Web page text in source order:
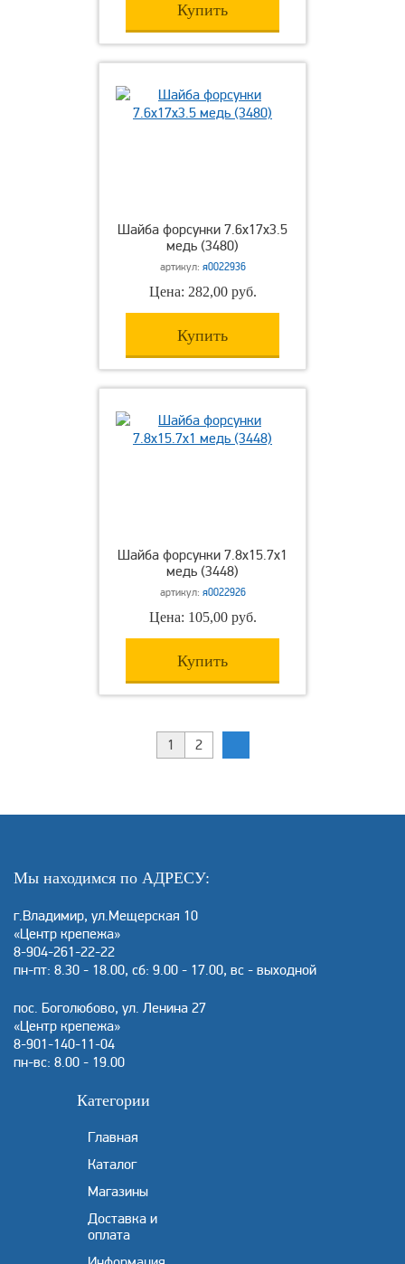
Купить
Шайба форсунки 7.6х17х3.5
медь (3480)
артикул: я0022936
Цена: 282,00 руб.
Купить
Шайба форсунки 7.8х15.7х1
медь (3448)
артикул: я0022926
Цена: 105,00 руб.
Купить
1 2
Мы находимся по АДРЕСУ:
г.Владимир, ул.Мещерская 10
«Центр крепежа»
8-904-261-22-22
пн-пт: 8.30 - 18.00, сб: 9.00 - 17.00, вс - выходной
пос. Боголюбово, ул. Ленина 27
«Центр крепежа»
8-901-140-11-04
пн-вс: 8.00 - 19.00
Категории
Главная
Каталог
Магазины
Доставка и
оплата